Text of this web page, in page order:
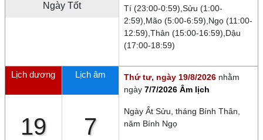
Ngày Tốt
Tí (23:00-0:59),Sửu (1:00-
2:59),Mão (5:00-6:59),Ngọ (11:00-
12:59),Thân (15:00-16:59),Dậu
(17:00-18:59)
Lịch dương
19
Lịch âm
7
Thứ tư, ngày 19/8/2026 nhằm
ngày 7/7/2026 Âm lịch
Ngày Ất Sửu , tháng Bính Thân
năm Bính Ngọ